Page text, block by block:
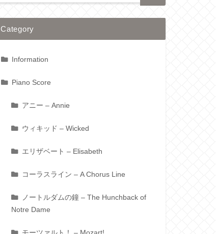
Category
Information
Piano Score
アニー – Annie
ウィキッド – Wicked
エリザベート – Elisabeth
コーラスライン – A Chorus Line
ノートルダムの鐘 – The Hunchback of
Notre Dame